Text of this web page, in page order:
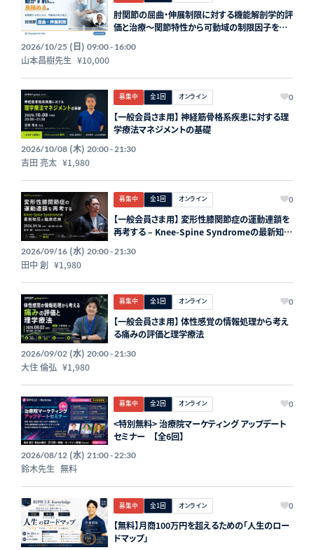
肘関節の屈曲・伸展制限に対する機能解剖学的評
価と治療～関節特性から可動域の制限因子を見
フォーライフ】
2026/10/25(日) 09:00 - 16:00
山本昌樹先生 ¥10,000
募集中 全1回 オンライン 0
【一般会員さま用】 神経筋骨格系疾患に対する理
学療法マネジメントの基礎
2026/10/08(木) 20:00 - 21:30
吉田 亮太 ¥1,980
募集中 全1回 オンライン 0
【一般会員さま用】 変形性膝関節症の運動連鎖を
再考する – Knee-Spine Syndromeの最新知見
2026/09/16(水) 20:00 - 21:30
田中 創 ¥1,980
募集中 全1回 オンライン 0
【一般会員さま用】 体性感覚の情報処理から考え
る痛みの評価と理学療法
2026/09/02(水) 20:00 - 21:30
大住 倫弘 ¥1,980
募集中 全2回 オンライン 0
<特別無料> 治療院マーケティング アップデート
セミナー 【全6回】
2026/08/12(水) 21:00 - 22:30
鈴木先生 無料
募集中 全1回 オンライン 0
【無料】月商100万円を超えるための「人生のロー
ドマップ」